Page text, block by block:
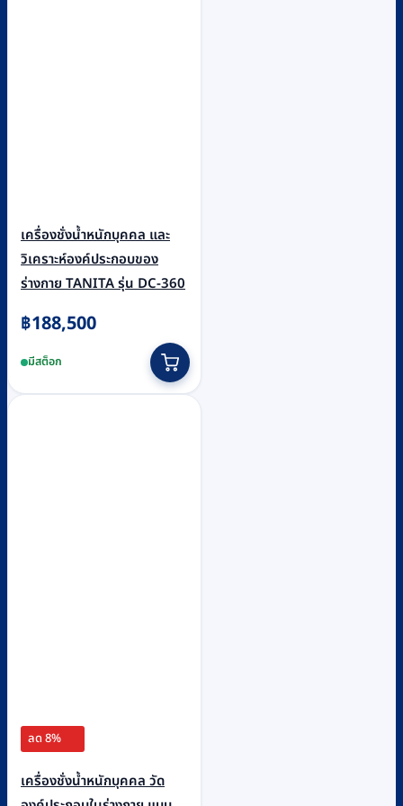
เครื่องชั่งน้ำหนักบุคคล และ
วิเคราะห์องค์ประกอบของ
ร่างกาย TANITA รุ่น DC-360
฿188,500
มีสต็อก
ลด 8%
เครื่องชั่งน้ำหนักบุคคล วัด